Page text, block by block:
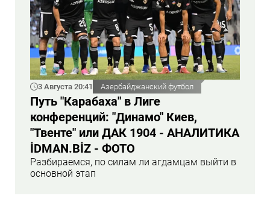
3 Августа 20:41 Азербайджанский футбол
Путь "Карабаха" в Лиге
конференций: "Динамо" Киев,
"Твенте" или ДАК 1904 - АНАЛИТИКА
İDMAN.BİZ - ФОТО
Разбираемся, по силам ли агдамцам выйти в
основной этап